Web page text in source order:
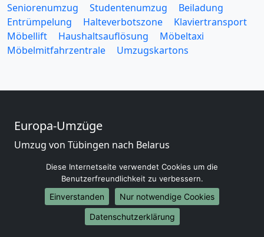
Seniorenumzug
Studentenumzug
Beiladung
Entrümpelung
Halteverbotszone
Klaviertransport
Möbellift
Haushaltsauflösung
Möbeltaxi
Möbelmitfahrzentrale
Umzugskartons
Europa-Umzüge
Umzug von Tübingen nach Belarus
Umzug von Tübingen nach Bulgarien
Umzug von Tübingen nach Dänemark
Umzug von Tübingen nach England
Umzug von Tübingen nach Portugal
Umzug von Tübingen nach Bosnien
Diese Internetseite verwendet Cookies um die
Benutzerfreundlichkeit zu verbessern.
Einverstanden
Nur notwendige Cookies
Datenschutzerklärung